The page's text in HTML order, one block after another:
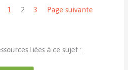
1 2 3 Page suivante
liées à ce sujet :